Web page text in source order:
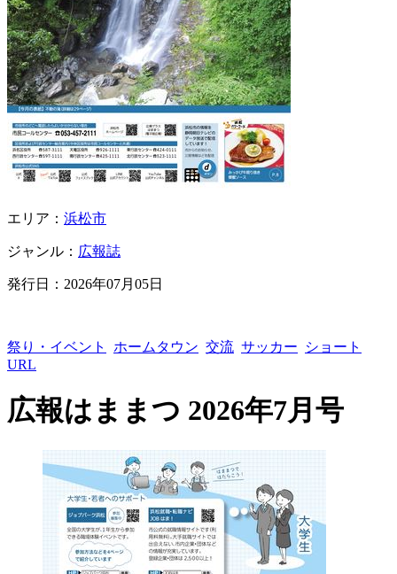
エリア： 浜松市
ジャンル： 広報誌
発行日： 2026年07月05日
祭り・イベント ホームタウン 交流 サッカー
ショート
URL
広報はままつ 2026年7月号